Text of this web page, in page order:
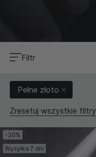
Filtr
Pełne złoto
Zresetuj wszystkie filtry
-30%
Wysyłka 7 dni